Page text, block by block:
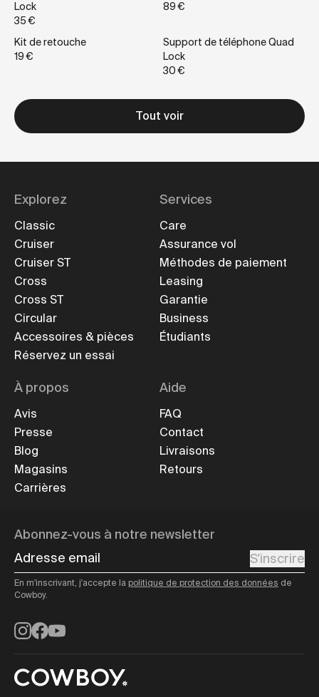
Lock
35 €
89 €
Kit de retouche
19 €
Support de téléphone Quad
Lock
30 €
Tout voir
Explorez
Classic
Cruiser
Cruiser ST
Cross
Cross ST
Circular
Accessoires & pièces
Réservez un essai
Services
Care
Assurance vol
Méthodes de paiement
Leasing
Garantie
Business
Étudiants
À propos
Avis
Presse
Blog
Magasins
Carrières
Aide
FAQ
Contact
Livraisons
Retours
Abonnez-vous à notre newsletter
Adresse email
S'inscrire
En m'inscrivant, j'accepte la politique de protection des données de
Cowboy.
Instagram
Facebook
YouTube